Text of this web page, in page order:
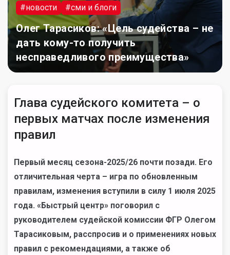
#новости
#сми и блоги
Олег Тарасиков: «Цель судейства – не
дать кому-то получить
несправедливого преимущества»
Глава судейского комитета – о
первых матчах после изменения
правил
Первый месяц сезона-2025/26 почти позади. Его
отличительная черта – игра по обновленным
правилам, изменения вступили в силу 1 июля 2025
года. «Быстрый центр» поговорил с
руководителем судейской комиссии ФГР Олегом
Тарасиковым, расспросив и о применениях новых
правил с рекомендациями, а также об